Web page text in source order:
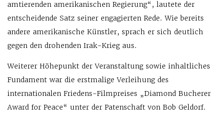
amtierenden amerikanischen Regierung“, lautete der
entscheidende Satz seiner engagierten Rede. Wie bereits
andere amerikanische Künstler, sprach er sich deutlich
gegen den drohenden Irak-Krieg aus.
Weiterer Höhepunkt der Veranstaltung sowie inhaltliches
Fundament war die erstmalige Verleihung des
internationalen Friedens-Filmpreises „Diamond Bucherer
Award for Peace“ unter der Patenschaft von Bob Geldorf.